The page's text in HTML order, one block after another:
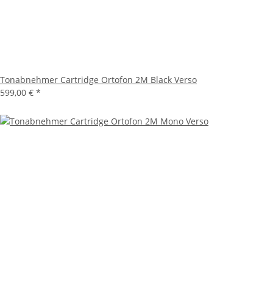
Tonabnehmer Cartridge Ortofon 2M Black Verso
599,00 € *